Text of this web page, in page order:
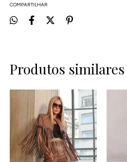
COMPARTILHAR
Produtos similares